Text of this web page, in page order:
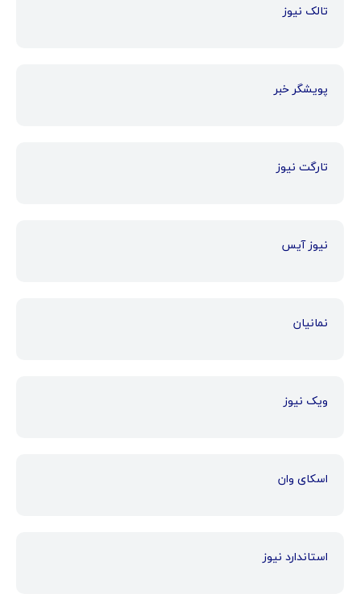
تالک نیوز
پویشگر خبر
تارگت نیوز
نیوز آیس
نمانیان
ویک نیوز
اسکای وان
استاندارد نیوز